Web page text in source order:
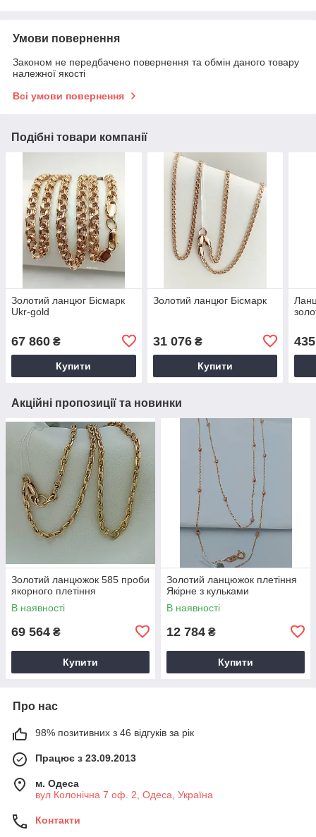
Умови повернення
Законом не передбачено повернення та обмін даного товару
належної якості
Всі умови повернення
Подібні товари компанії
Золотий ланцюг Бісмарк
Ukr-gold
67 860 ₴
Купити
Золотий ланцюг Бісмарк
31 076₴
Купити
435
Акційні пропозиції та новинки
Золотий ланцюжок 585 проби
якорного плетіння
В наявності
69 564 ₴
Купити
Золотий ланцюжок плетіння
Якірне з кульками
В наявності
12 784 ₴
Купити
Про нас
98% позитивних з 46 відгуків за рік
Працює з 23.09.2013
м. Одеса
вул Колонічна 7 оф. 2, Одеса, Україна
Контакти